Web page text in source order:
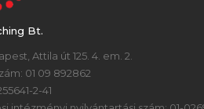
Bt.
Attila út 125. 4. em. 2.
01 09 892862
2-41